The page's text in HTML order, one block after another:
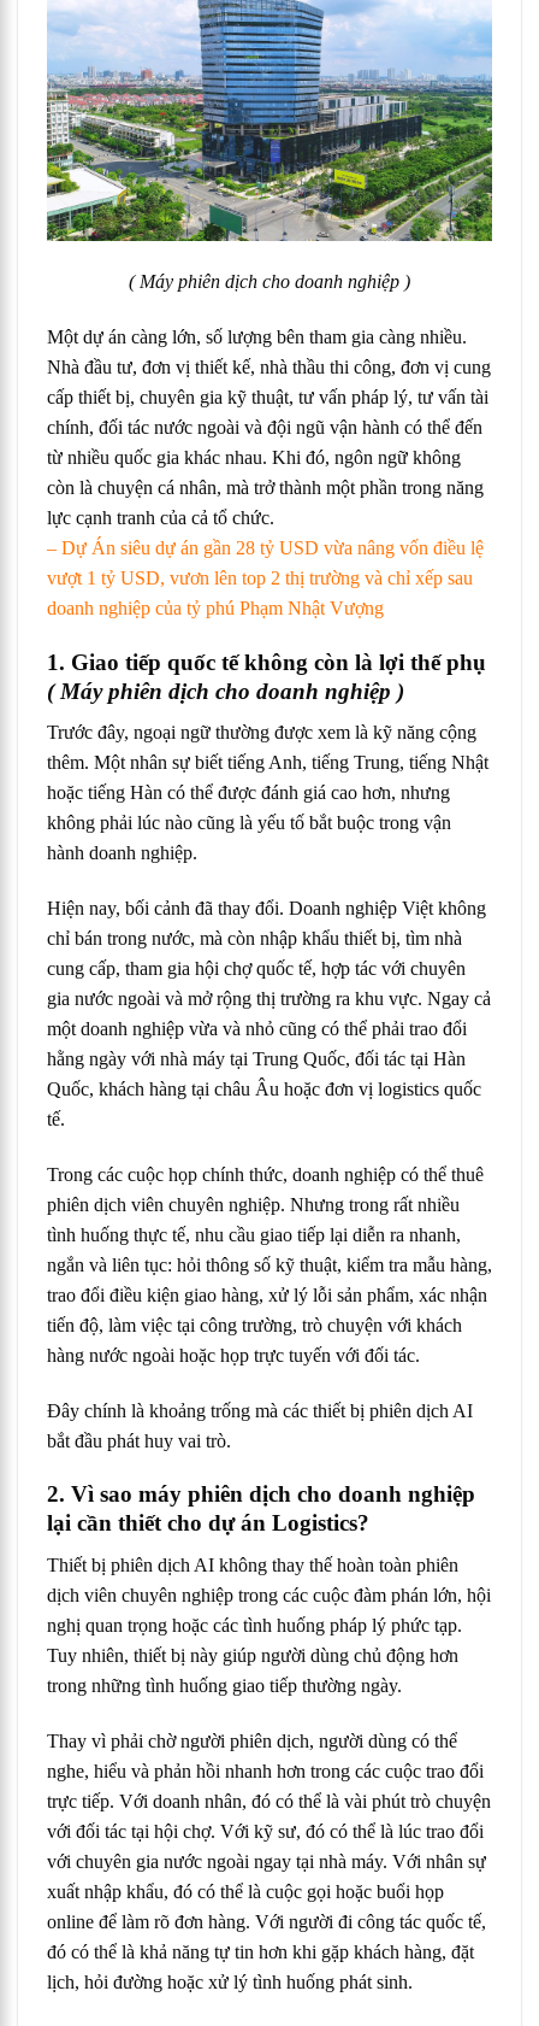
( Máy phiên dịch cho doanh nghiệp )
Một dự án càng lớn, số lượng bên tham gia càng nhiều.
Nhà đầu tư, đơn vị thiết kế, nhà thầu thi công, đơn vị cung
cấp thiết bị, chuyên gia kỹ thuật, tư vấn pháp lý, tư vấn tài
chính, đối tác nước ngoài và đội ngũ vận hành có thể đến
từ nhiều quốc gia khác nhau. Khi đó, ngôn ngữ không
còn là chuyện cá nhân, mà trở thành một phần trong năng
lực cạnh tranh của cả tổ chức.
– Dự Án siêu dự án gần 28 tỷ USD vừa nâng vốn điều lệ
vượt 1 tỷ USD, vươn lên top 2 thị trường và chỉ xếp sau
doanh nghiệp của tỷ phú Phạm Nhật Vượng
1. Giao tiếp quốc tế không còn là lợi thế phụ
( Máy phiên dịch cho doanh nghiệp )
Trước đây, ngoại ngữ thường được xem là kỹ năng cộng
thêm. Một nhân sự biết tiếng Anh, tiếng Trung, tiếng Nhật
hoặc tiếng Hàn có thể được đánh giá cao hơn, nhưng
không phải lúc nào cũng là yếu tố bắt buộc trong vận
hành doanh nghiệp.
Hiện nay, bối cảnh đã thay đổi. Doanh nghiệp Việt không
chỉ bán trong nước, mà còn nhập khẩu thiết bị, tìm nhà
cung cấp, tham gia hội chợ quốc tế, hợp tác với chuyên
gia nước ngoài và mở rộng thị trường ra khu vực. Ngay cả
một doanh nghiệp vừa và nhỏ cũng có thể phải trao đổi
hằng ngày với nhà máy tại Trung Quốc, đối tác tại Hàn
Quốc, khách hàng tại châu Âu hoặc đơn vị logistics quốc
tế.
Trong các cuộc họp chính thức, doanh nghiệp có thể thuê
phiên dịch viên chuyên nghiệp. Nhưng trong rất nhiều
tình huống thực tế, nhu cầu giao tiếp lại diễn ra nhanh,
ngắn và liên tục: hỏi thông số kỹ thuật, kiểm tra mẫu hàng,
trao đổi điều kiện giao hàng, xử lý lỗi sản phẩm, xác nhận
tiến độ, làm việc tại công trường, trò chuyện với khách
hàng nước ngoài hoặc họp trực tuyến với đối tác.
Đây chính là khoảng trống mà các thiết bị phiên dịch AI
bắt đầu phát huy vai trò.
2. Vì sao máy phiên dịch cho doanh nghiệp
lại cần thiết cho dự án Logistics?
Thiết bị phiên dịch AI không thay thế hoàn toàn phiên
dịch viên chuyên nghiệp trong các cuộc đàm phán lớn, hội
nghị quan trọng hoặc các tình huống pháp lý phức tạp.
Tuy nhiên, thiết bị này giúp người dùng chủ động hơn
trong những tình huống giao tiếp thường ngày.
Thay vì phải chờ người phiên dịch, người dùng có thể
nghe, hiểu và phản hồi nhanh hơn trong các cuộc trao đổi
trực tiếp. Với doanh nhân, đó có thể là vài phút trò chuyện
với đối tác tại hội chợ. Với kỹ sư, đó có thể là lúc trao đổi
với chuyên gia nước ngoài ngay tại nhà máy. Với nhân sự
xuất nhập khẩu, đó có thể là cuộc gọi hoặc buổi họp
online để làm rõ đơn hàng. Với người đi công tác quốc tế,
đó có thể là khả năng tự tin hơn khi gặp khách hàng, đặt
lịch, hỏi đường hoặc xử lý tình huống phát sinh.